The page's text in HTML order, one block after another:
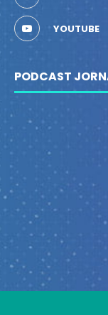
YOUTUBE
PODCAST